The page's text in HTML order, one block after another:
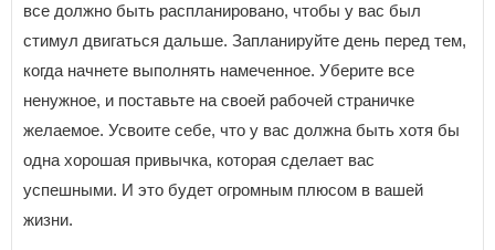
все должно быть распланировано, чтобы у вас был
стимул двигаться дальше. Запланируйте день перед тем,
когда начнете выполнять намеченное. Уберите все
ненужное, и поставьте на своей рабочей страничке
желаемое. Усвоите себе, что у вас должна быть хотя бы
одна хорошая привычка, которая сделает вас
успешными. И это будет огромным плюсом в вашей
жизни.